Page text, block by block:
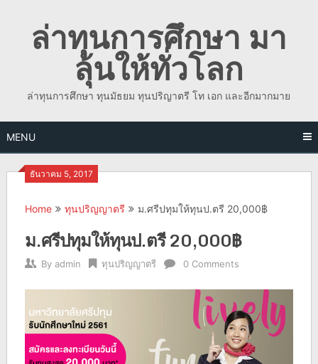
contentล่าทุนการศึกษา มา
ลุ้นให้ทั่วโลก
ล่าทุนการศึกษา ทุนมัธยม ทุนปริญาตรี โท เอก และอีกมากมาย
MENU
ธันวาคม 5, 2017
Home ทุนปริญญาตรี ม.ศรีปทุมให้ทุนป.ตรี 20,000฿
ม.ศรีปทุมให้ทุนป.ตรี 20,000฿
By admin ทุนปริญญาตรี 0 Comments